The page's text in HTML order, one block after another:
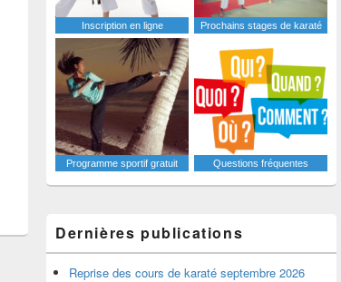
Inscription en ligne Prochains stages de karaté
Programme sportif gratuit Questions fréquentes
Dernières publications
Reprise des cours de karaté septembre 2026